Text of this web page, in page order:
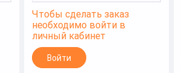
Чтобы сделать заказ
необходимо войти в
личный кабинет
Войти